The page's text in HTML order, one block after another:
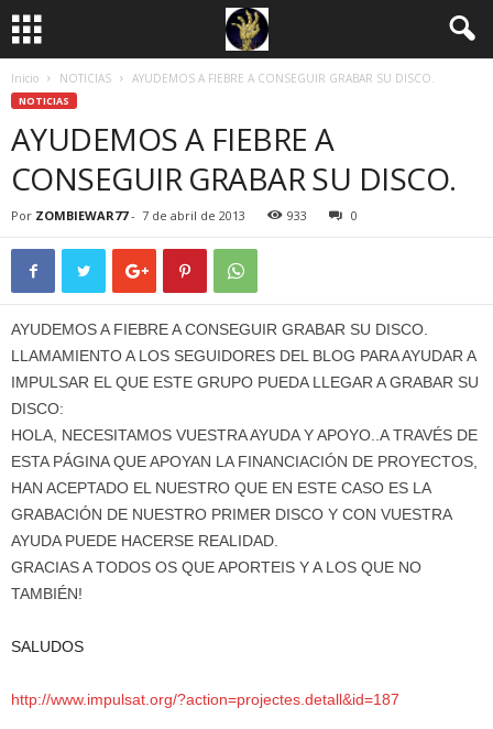
Inicio NOTICIAS AYUDEMOS A FIEBRE A CONSEGUIR GRABAR SU DISCO.
NOTICIAS
AYUDEMOS A FIEBRE A
CONSEGUIR GRABAR SU DISCO.
Por ZOMBIEWAR77- 7 de abril de 2013 933 0
AYUDEMOS A FIEBRE A CONSEGUIR GRABAR SU DISCO.
LLAMAMIENTO A LOS SEGUIDORES DEL BLOG PARA AYUDAR A
IMPULSAR EL QUE ESTE GRUPO PUEDA LLEGAR A GRABAR SU
DISCO:
HOLA, NECESITAMOS VUESTRA AYUDA Y APOYO..A TRAVÉS DE
ESTA PÁGINA QUE APOYAN LA FINANCIACIÓN DE PROYECTOS,
HAN ACEPTADO EL NUESTRO QUE EN ESTE CASO ES LA
GRABACIÓN DE NUESTRO PRIMER DISCO Y CON VUESTRA
AYUDA PUEDE HACERSE REALIDAD.
GRACIAS A TODOS OS QUE APORTEIS Y A LOS QUE NO
TAMBIÉN!
SALUDOS
http://www.impulsat.org/?action=projectes.detall&id=187